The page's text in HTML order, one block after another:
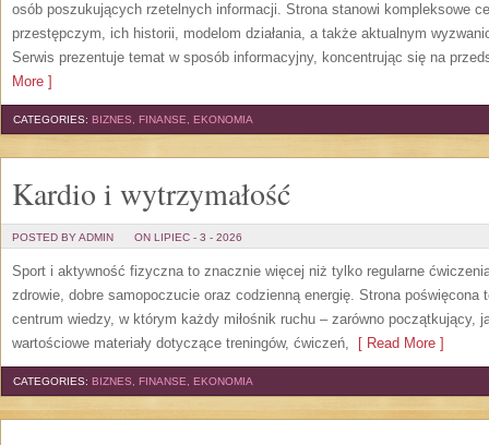
osób poszukujących rzetelnych informacji. Strona stanowi kompleksowe
przestępczym, ich historii, modelom działania, a także aktualnym
Serwis prezentuje temat w sposób informacyjny, koncentrując się na
More ]
CATEGORIES: BIZNES, FINANSE, EKONOMIA
Kardio i wytrzymałość
POSTED BY ADMIN ON LIPIEC - 3 - 2026
Sport i aktywność fizyczna to znacznie więcej niż tylko regularne
zdrowie, dobre samopoczucie oraz codzienną energię. Strona poświęcona
centrum wiedzy, w którym każdy miłośnik ruchu – zarówno początkujący,
wartościowe materiały dotyczące treningów, ćwiczeń, [ Read More ]
CATEGORIES: BIZNES, FINANSE, EKONOMIA